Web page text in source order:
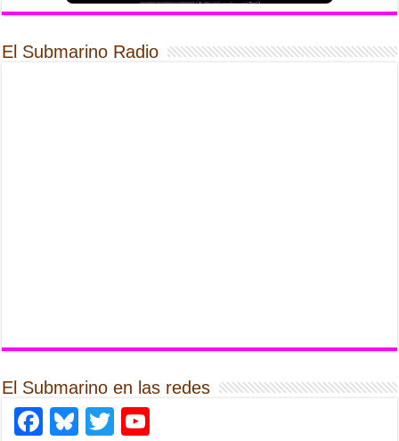
El Submarino Radio
El Submarino en las redes
Facebook
Bluesky
Twitter